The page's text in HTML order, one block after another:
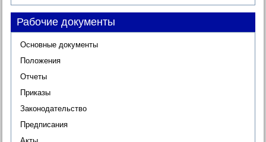
Рабочие документы
Основные документы
Положения
Отчеты
Приказы
Законодательство
Предписания